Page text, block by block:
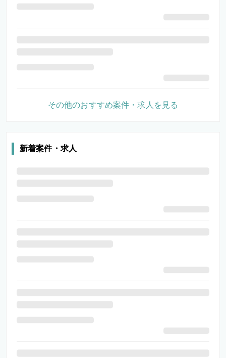
その他のおすすめ案件・求人を見る
新着案件・求人